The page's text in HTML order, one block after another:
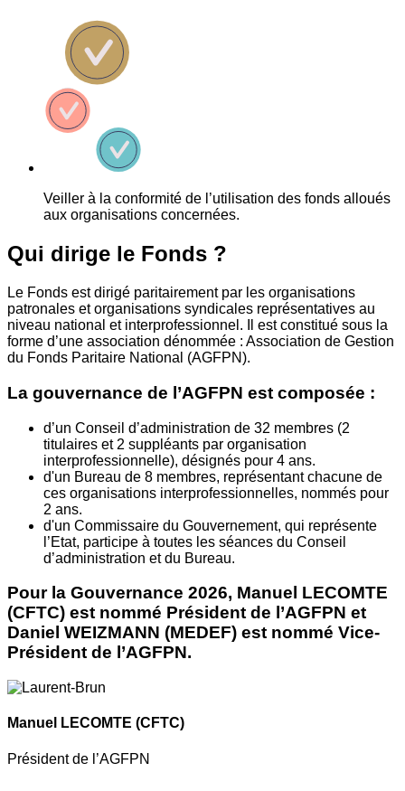
Veiller à la conformité de l’utilisation des fonds alloués
aux organisations concernées.
Qui dirige le Fonds ?
Le Fonds est dirigé paritairement par les organisations
patronales et organisations syndicales représentatives au
niveau national et interprofessionnel. Il est constitué sous la
forme d’une association dénommée : Association de Gestion
du Fonds Paritaire National (AGFPN).
La gouvernance de l’AGFPN est composée :
d’un Conseil d’administration de 32 membres (2
titulaires et 2 suppléants par organisation
interprofessionnelle), désignés pour 4 ans.
d'un Bureau de 8 membres, représentant chacune de
ces organisations interprofessionnelles, nommés pour
2 ans.
d'un Commissaire du Gouvernement, qui représente
l’Etat, participe à toutes les séances du Conseil
d’administration et du Bureau.
Pour la Gouvernance 2026, Manuel LECOMTE
(CFTC) est nommé Président de l’AGFPN et
Daniel WEIZMANN (MEDEF) est nommé Vice-
Président de l’AGFPN.
Manuel LECOMTE (CFTC)
Président de l’AGFPN